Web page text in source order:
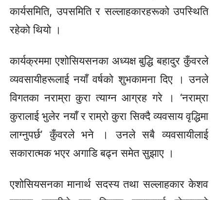
कार्यसमिति, उपसमिति र सल्लाहकारहरूको उपस्थिति
रहेको थियो ।
कार्यक्रममाएशोसियसनकाअध्यक्ष बुद्धि बहादुर कुँवरले
व्यवसायीहरूलाई नयाँ वर्षको शुभकामना दिए । उनले
विगतका नराम्रा कुरा त्याग्न आग्रह गरे । ‘नराम्रा
कुरालाई भुलेर नयाँ र राम्रो कुरा सिक्दै व्यवसाय वृद्धिमा
लाग्नुपर्छ’ कुँवरले भने । उनले सबै व्यवसायीलाई
सकारात्मक भएर अगाडि बढ्न समेत सुझाए ।
एशोसियसनकामानार्थ सदस्य तथा सल्लाहकार केशव